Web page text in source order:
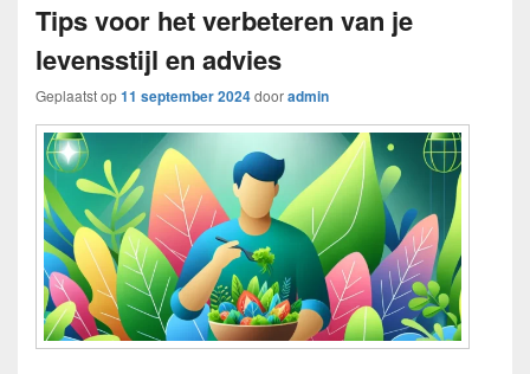
Tips voor het verbeteren van je
levensstijl en advies
Geplaatst op11 september 2024dooradmin